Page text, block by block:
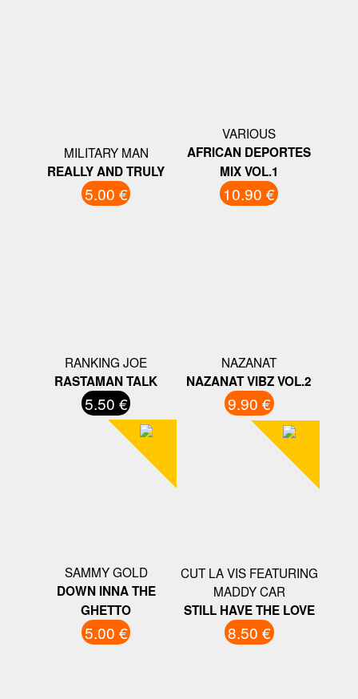
MILITARY MAN
REALLY AND TRULY
5.00 €
VARIOUS
AFRICAN DEPORTES
MIX VOL.1
10.90 €
RANKING JOE
RASTAMAN TALK
5.50 €
NAZANAT
NAZANAT VIBZ VOL.2
9.90 €
SAMMY GOLD
DOWN INNA THE
GHETTO
5.00 €
CUT LA VIS FEATURING
MADDY CAR
STILL HAVE THE LOVE
8.50 €